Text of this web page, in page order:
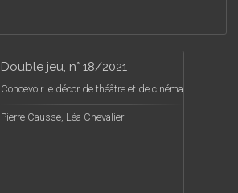
Double jeu, n° 18/2021
Concevoir le décor de théâtre et de cinéma
Pierre Causse, Léa Chevalier